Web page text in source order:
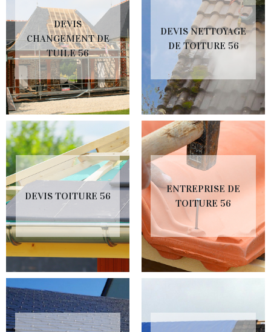
DEVIS
CHANGEMENT DE
TUILE 56
DEVIS NETTOYAGE
DE TOITURE 56
DEVIS TOITURE 56
ENTREPRISE DE
TOITURE 56